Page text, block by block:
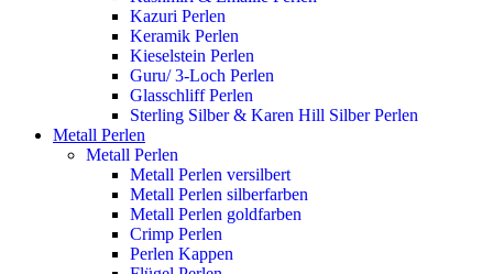
Kazuri Perlen
Keramik Perlen
Kieselstein Perlen
Guru/ 3-Loch Perlen
Glasschliff Perlen
Sterling Silber & Karen Hill Silber Perlen
Metall Perlen
Metall Perlen
Metall Perlen versilbert
Metall Perlen silberfarben
Metall Perlen goldfarben
Crimp Perlen
Perlen Kappen